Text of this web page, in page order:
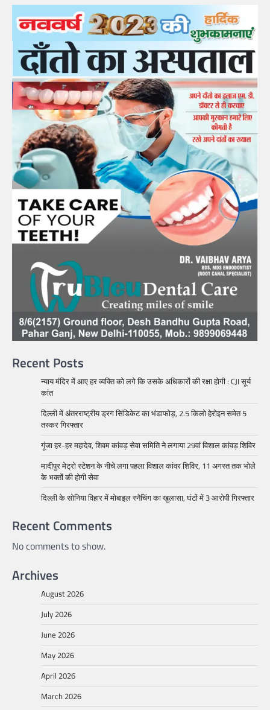
Recent Posts
न्याय मंदिर में आए हर व्यक्ति को लगे कि उसके अधिकारों की रक्षा होगी : CJI सूर्य
कांत
दिल्ली में अंतरराष्ट्रीय ड्रग सिंडिकेट का भंडाफोड़, 2.5 किलो हेरोइन समेत 5
तस्कर गिरफ्तार
गूंजा हर-हर महादेव, शिवम कांवड़ सेवा समिति ने लगाया 29वां विशाल कांवड़ शिविर
मादीपुर मेट्रो स्टेशन के नीचे लगा पहला विशाल कांवर शिविर, 11 अगस्त तक भोले
के भक्तों की होगी सेवा
दिल्ली के सोनिया विहार में मोबाइल स्नैचिंग का खुलासा, घंटों में 3 आरोपी गिरफ्तार
Recent Comments
No comments to show.
Archives
August 2026
July 2026
June 2026
May 2026
April 2026
March 2026